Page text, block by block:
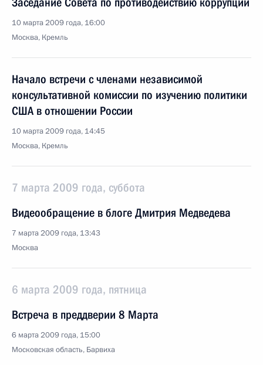
10 марта 2009 года, 16:00
Москва, Кремль
Начало встречи с членами независимой
консультативной комиссии по изучению политики
США в отношении России
10 марта 2009 года, 14:45
Москва, Кремль
7 марта 2009 года, суббота
Видеообращение в блоге Дмитрия Медведева
7 марта 2009 года, 13:43
Москва
6 марта 2009 года, пятница
Встреча в преддверии 8 Марта
6 марта 2009 года, 15:00
Московская область, Барвиха